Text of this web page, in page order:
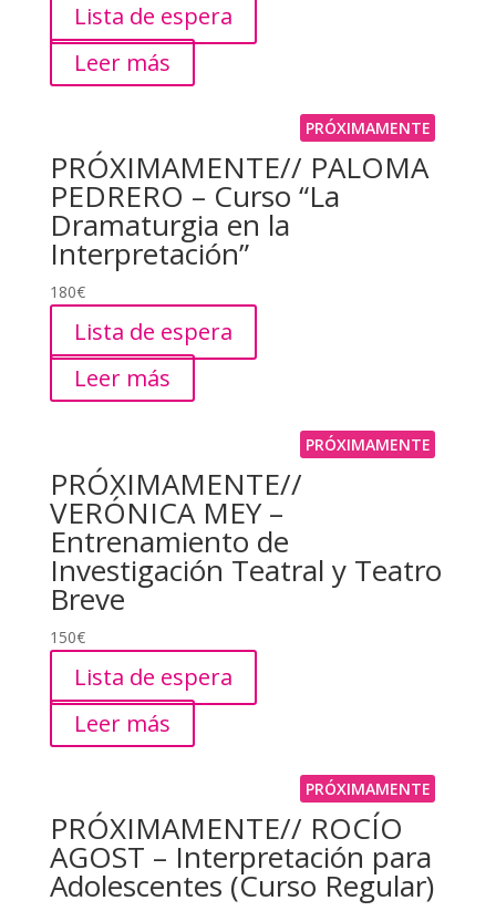
Lista de espera
Leer más
PRÓXIMAMENTE
PRÓXIMAMENTE// PALOMA
PEDRERO – Curso “La
Dramaturgia en la
Interpretación”
180€
Lista de espera
Leer más
PRÓXIMAMENTE
PRÓXIMAMENTE//
VERÓNICA MEY –
Entrenamiento de
Investigación Teatral y Teatro
Breve
150€
Lista de espera
Leer más
PRÓXIMAMENTE
PRÓXIMAMENTE// ROCÍO
AGOST – Interpretación para
Adolescentes (Curso Regular)